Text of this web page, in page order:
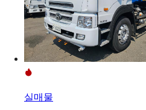
실매물